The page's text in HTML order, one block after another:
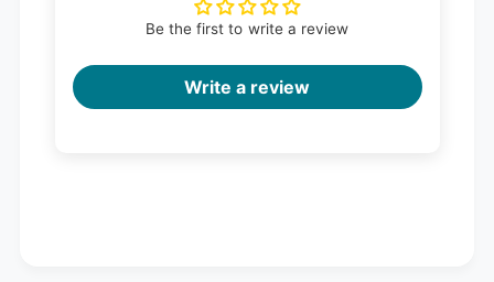
Be the first to write a review
Write a review